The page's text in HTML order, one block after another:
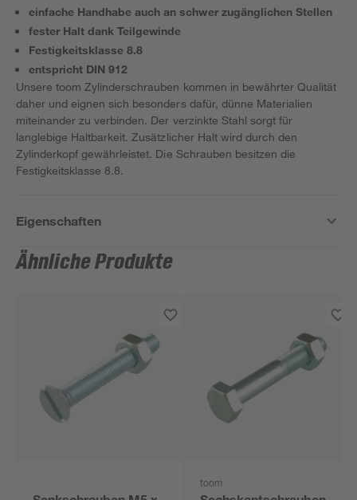
einfache Handhabe auch an schwer zugänglichen Stellen
fester Halt dank Teilgewinde
Festigkeitsklasse 8.8
entspricht DIN 912
Unsere toom Zylinderschrauben kommen in bewährter Qualität
daher und eignen sich besonders dafür, dünne Materialien
miteinander zu verbinden. Der verzinkte Stahl sorgt für
langlebige Haltbarkeit. Zusätzlicher Halt wird durch den
Zylinderkopf gewährleistet. Die Schrauben besitzen die
Festigkeitsklasse 8.8.
Eigenschaften
Ähnliche Produkte
toom